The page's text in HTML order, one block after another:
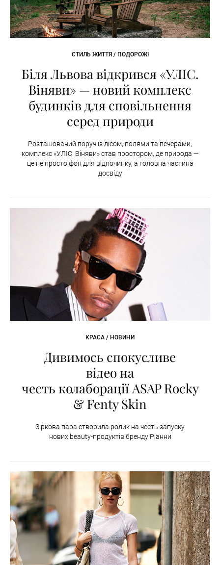
СТИЛЬ ЖИТТЯ / ПОДОРОЖІ
Біля Львова відкрився «УЛІС.
Віняви» — новий комплекс
будинків для сповільнення
серед природи
Розташований поруч із лісом, полями та печерами,
комплекс «УЛІС. Віняви» став простором, де природа —
це не просто фон для відпочинку, а головна частина
досвіду
КРАСА / НОВИНИ
Дивимось спокусливе
відео на
честь колаборації ASAP Rocky
& Fenty Skin
Зіркова пара створила ролик на честь запуску
нових beauty-продуктів бренду Ріанни